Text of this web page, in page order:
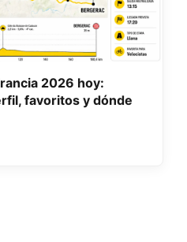
2026 hoy:
favoritos y dónde